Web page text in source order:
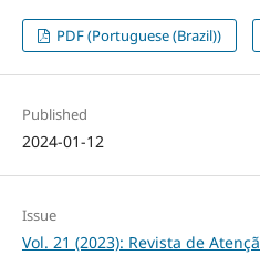
PDF (Portuguese (Brazil))
Published
2024-01-12
Issue
Vol. 21 (2023): Revista de